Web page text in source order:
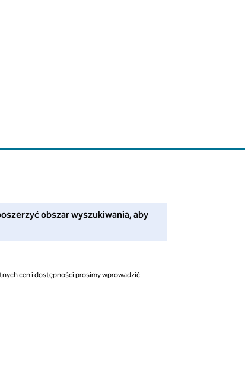
obszar wyszukiwania, aby uzyskać więcej wyników.
obszar wyszukiwania, aby
cen i dostępności prosimy wprowadzić